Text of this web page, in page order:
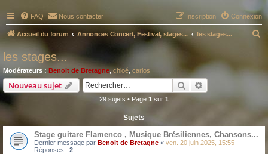
FAQ Nous contacter Connexion
Inscription
Accueil du forum Annonces Concert, Festival, stages... les stages...
les stages...
Modérateurs : Benoit de Bretagne,chloé carlos
Nouveau sujet Rechercher
29 sujets • Page 1 sur 1
Sujets
Stage guitare Flamenco , Musique Brésiliennes, Chansons...
Dernier message par Benoit de Bretagne « ven. 20 juin 2025, 15:55
Réponses : 2